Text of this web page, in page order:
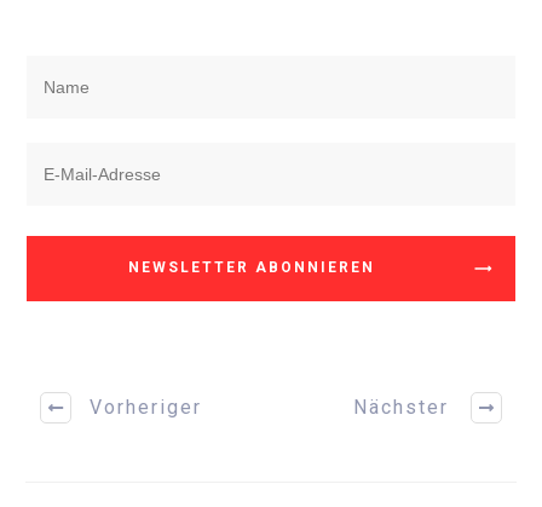
NEWSLETTER ABONNIEREN
Vorheriger Nächster